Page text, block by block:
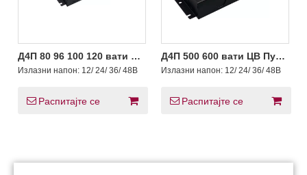
Д4П 80 96 100 120 вати ЦВ
Пусх ДАЛИ-2 Д4и ЛЕД
Излазни напон: 12/ 24/ 36/ 48В
Распитајте се
Д4П 500 600 вати ЦВ Пусх
ДАЛИ-2 Д4и ЛЕД драјвер
Излазни напон: 12/ 24/ 36/ 48В
Распитајте се